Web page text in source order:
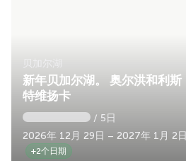
贝加尔湖
新年贝加尔湖。 奥尔洪和利斯
特维扬卡
/ 5日
2026年 12月 29日 – 2027年 1月 2日
+2个日期